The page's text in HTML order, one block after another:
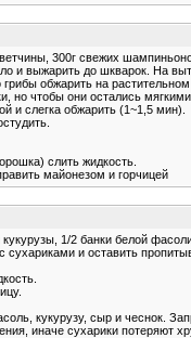
300г свежих
и выжарить до шкварок. На
обжарить на
но чтобы они остались
и слегка обжарить (1~1,5 мин).
слить жидкость.
майонезом и горчицей
1/2 банки белой
и оставить
кукурузу, сыр и чеснок.
иначе сухарики потеряют